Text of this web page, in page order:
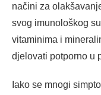
načini za
svog imunološkog
vitaminima i
djelovati potporno u
Iako se mnogi